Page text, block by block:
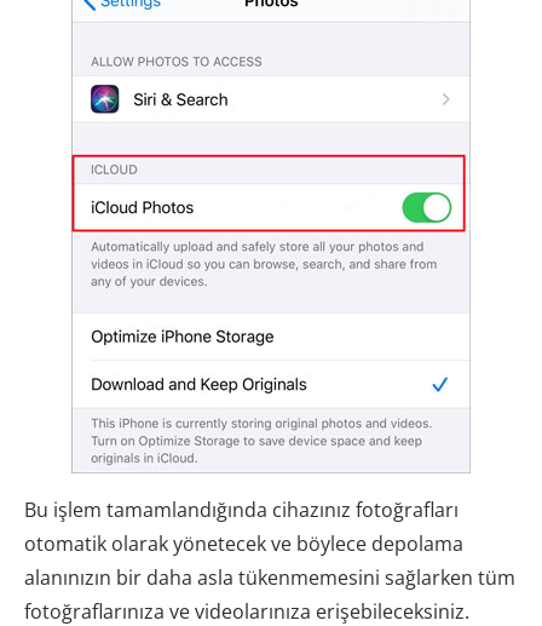
Bu işlem tamamlandığında cihazınız fotoğrafları
otomatik olarak yönetecek ve böylece depolama
alanınızın bir daha asla tükenmemesini sağlarken tüm
fotoğraflarınıza ve videolarınıza erişebileceksiniz.